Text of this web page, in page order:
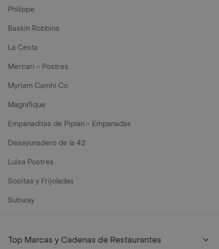
Philippe
Baskin Robbins
La Cesta
Mercari - Postres
Myriam Camhi Co
Magnifique
Empanaditas de Pipian - Empanadas
Desayunadero de la 42
Luisa Postres
Sopitas y Frijoladas
Subway
Top Marcas y Cadenas de Restaurantes